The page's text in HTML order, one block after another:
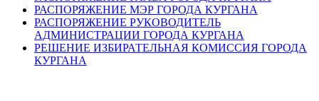
РАСПОРЯЖЕНИЕ МЭР ГОРОДА КУРГАНА
РАСПОРЯЖЕНИЕ РУКОВОДИТЕЛЬ
АДМИНИСТРАЦИИ ГОРОДА КУРГАНА
РЕШЕНИЕ ИЗБИРАТЕЛЬНАЯ КОМИССИЯ ГОРОДА
КУРГАНА